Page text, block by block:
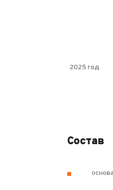
2025 год
Состав